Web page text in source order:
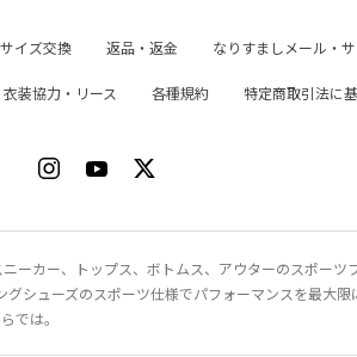
サイズ交換 返品・返金 なりすましメール・
衣装協力・リース 各種規約 特定商取引法に
ーカー、トップス、ボトムス、アウターのスポーツ
シューズのスポーツ仕様でパフォーマンスを最大
では。